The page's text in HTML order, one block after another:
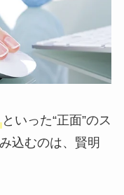
といった“正面”のス
込むのは、賢明